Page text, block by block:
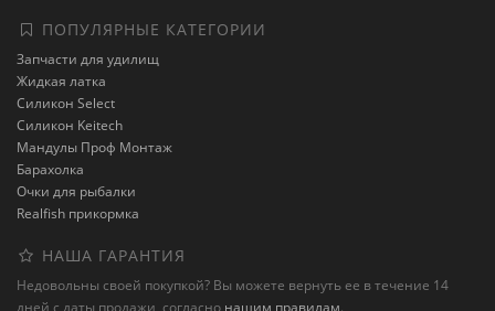
ПОПУЛЯРНЫЕ КАТЕГОРИИ
Запчасти для удилищ
Жидкая латка
Силикон Select
Силикон Keitech
Мандулы Проф Монтаж
Барахолка
Очки для рыбалки
Realfish прикормка
НАША ГАРАНТИЯ
Недовольны своей покупкой? Вы можете вернуть ее в течение 14
дней с даты продажи, согласно нашим правилам.